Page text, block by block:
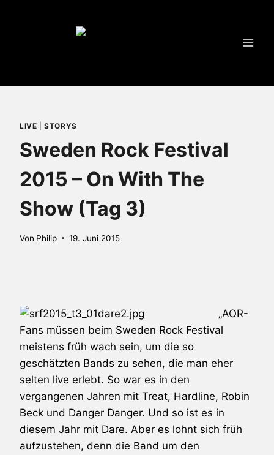
LIVE |STORYS
Sweden Rock Festival
2015 – On With The
Show (Tag 3)
Von Philip 19. Juni 2015
„AOR-
Fans müssen beim Sweden Rock Festival
meistens früh wach sein, um die so
geschätzten Bands zu sehen, die man eher
selten live erlebt. So war es in den
vergangenen Jahren mit Treat, Hardline, Robin
Beck und Danger Danger. Und so ist es in
diesem Jahr mit Dare. Aber es lohnt sich früh
aufzustehen, denn die Band um den